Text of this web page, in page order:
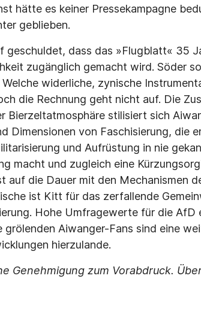
hätte es keiner Pressekampagne
geblieben.
geschuldet, dass das »Flugblatt« 35
zugänglich gemacht wird. Söder
Welche widerliche, zynische
die Rechnung geht nicht auf. Die
Bierzeltatmosphäre stilisiert sich
Dimensionen von Faschisierung, die
und Aufrüstung in nie
macht und zugleich eine
auf die Dauer mit den Mechanismen
ist Kitt für das zerfallende
Hohe Umfragewerte für die AfD
grölenden Aiwanger-Fans sind eine
hierzulande.
Genehmigung zum Vorabdruck.